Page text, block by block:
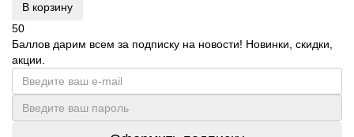
В корзину
50
Баллов дарим всем за подписку на новости! Новинки, скидки,
акции.